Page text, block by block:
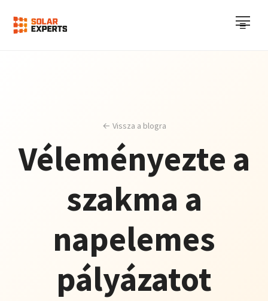
☰
← Vissza a blogra
Véleményezte a
szakma a
napelemes
pályázatot